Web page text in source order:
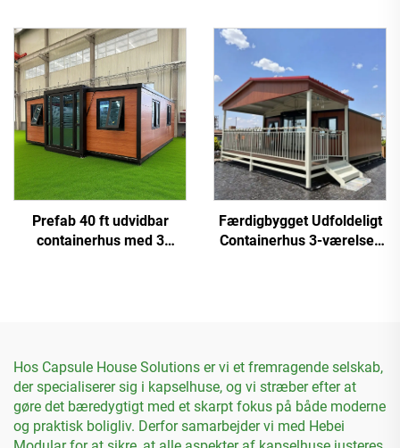
Modulbyggede Udfoldelige
Containerhuse
Prefab 40 ft udvidbar
containerhus med 3
Færdigbygget Udfoldeligt
Containerhus 3-værelses
Hos Capsule House Solutions er vi et fremragende selskab,
der specialiserer sig i kapselhuse, og vi stræber efter at
gøre det bæredygtigt med et skarpt fokus på både moderne
og praktisk boligliv. Derfor samarbejder vi med Hebei